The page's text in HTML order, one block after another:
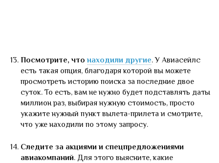
Посмотрите, чтонаходили другие. У Авиасейлс
есть такая опция, благодаря которой вы можете
просмотреть историю поиска за последние двое
суток. То есть, вам не нужно будет подставлять даты
миллион раз, выбирая нужную стоимость, просто
укажите нужный пункт вылета-прилета и смотрите,
что уже находили по этому запросу.
Следите за акциями и спецпредложениями
авиакомпаний. Для этого выясните, какие